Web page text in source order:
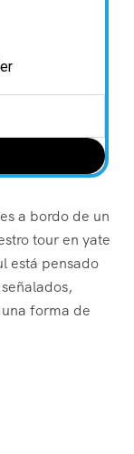
a bordo de un
tour en yate
está pensado
forma de